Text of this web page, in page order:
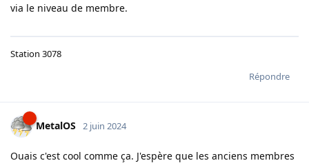
via le niveau de membre.
Station 3078
Répondre
MetalOS 2 juin 2024
Ouais c'est cool comme ça. J'espère que les anciens membres